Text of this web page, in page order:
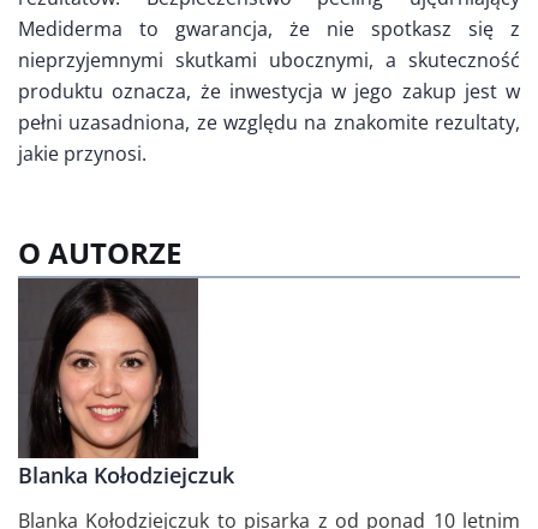
Mediderma to gwarancja, że nie spotkasz się z
nieprzyjemnymi skutkami ubocznymi, a skuteczność
produktu oznacza, że inwestycja w jego zakup jest w
pełni uzasadniona, ze względu na znakomite rezultaty,
jakie przynosi.
O AUTORZE
Blanka Kołodziejczuk
Blanka Kołodziejczuk to pisarka z od ponad 10 letnim